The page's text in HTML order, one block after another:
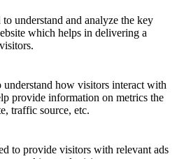
understand and analyze the key
which helps in delivering a
how visitors interact with
provide information on metrics the
traffic source, etc.
to provide visitors with relevant ads